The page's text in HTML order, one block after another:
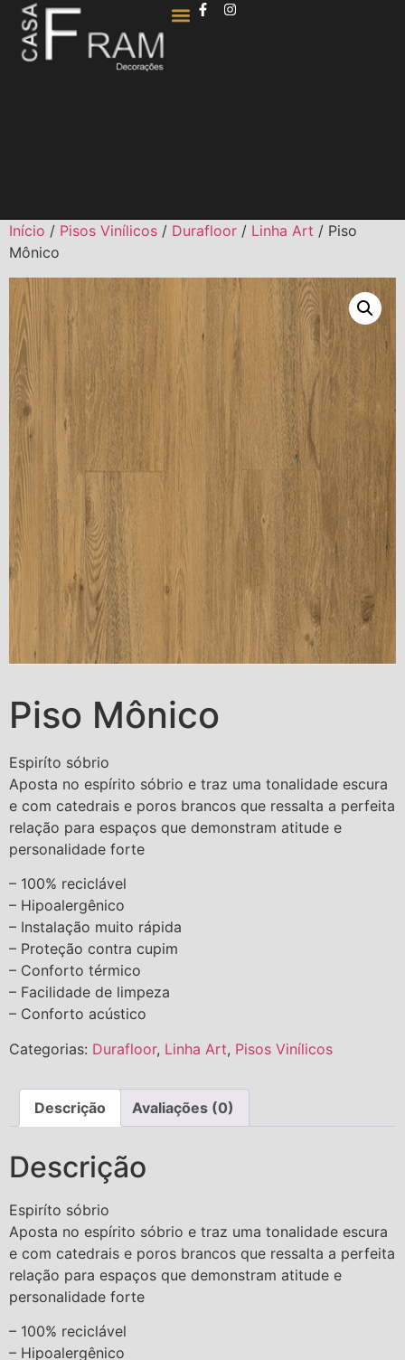
Início / Pisos Vinílicos / Durafloor / Linha Art / Piso
Mônico
Piso Mônico
Espiríto sóbrio
Aposta no espírito sóbrio e traz uma tonalidade escura
e com catedrais e poros brancos que ressalta a perfeita
relação para espaços que demonstram atitude e
personalidade forte
– 100% reciclável
– Hipoalergênico
– Instalação muito rápida
– Proteção contra cupim
– Conforto térmico
– Facilidade de limpeza
– Conforto acústico
Categorias: Durafloor, Linha Art, Pisos Vinílicos
Descrição Avaliações (0)
Descrição
Espiríto sóbrio
Aposta no espírito sóbrio e traz uma tonalidade escura
e com catedrais e poros brancos que ressalta a perfeita
relação para espaços que demonstram atitude e
personalidade forte
– 100% reciclável
– Hipoalergênico